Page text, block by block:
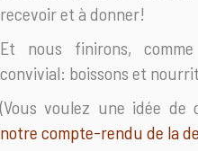
recevoir et à donner!
Et nous finirons,
convivial: boissons et
(Vous voulez une idée de
notre compte-rendu de la